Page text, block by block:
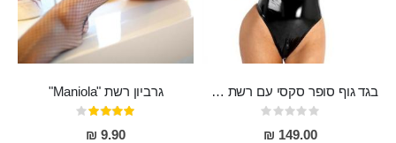
בגד גוף סופר סקסי עם רשת שקופה בחזה ושרשרות מלמעלה וריצרץ מלמטה Pan במפשעה
Rating:
0%
149.00 ₪
גרביון רשת "Maniola"
דירוג:
80%
9.90 ₪